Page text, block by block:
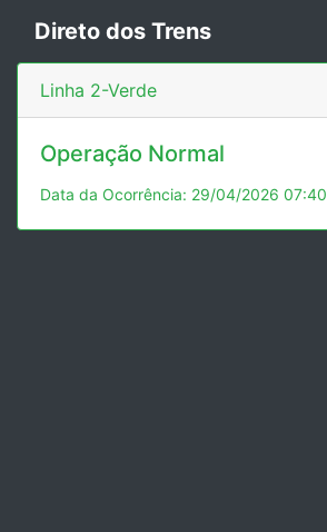
Direto dos Trens
Linha 2-Verde
Operação Normal
Data da Ocorrência: 29/04/2026 07:40